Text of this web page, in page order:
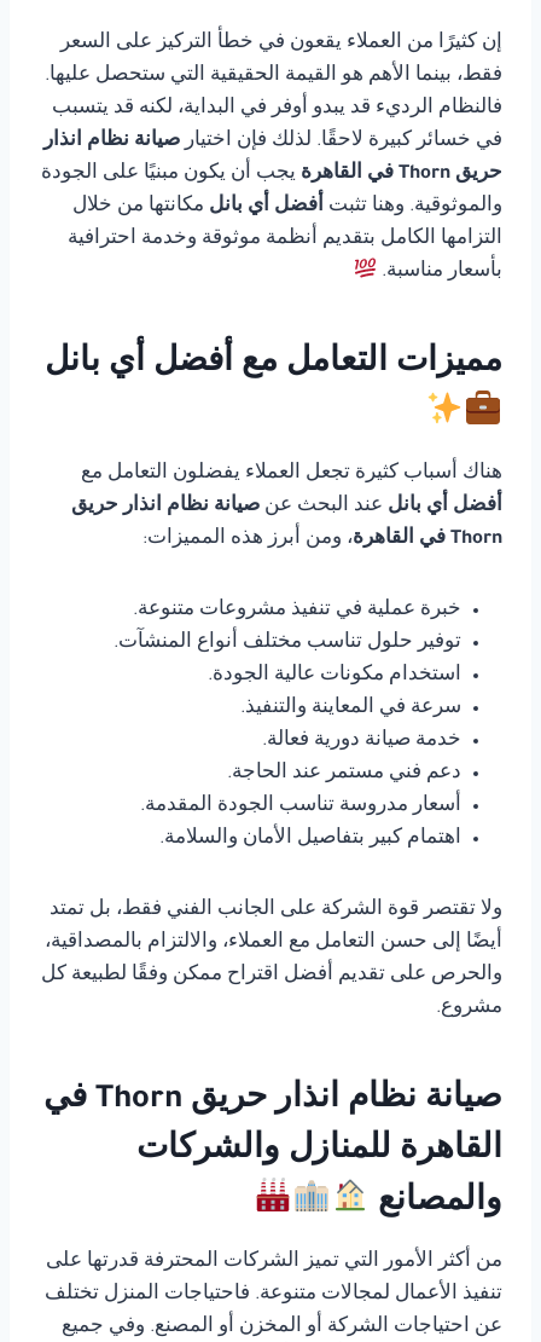
إن كثيرًا من العملاء يقعون في خطأ التركيز على السعر
فقط، بينما الأهم هو القيمة الحقيقية التي ستحصل عليها.
فالنظام الرديء قد يبدو أوفر في البداية، لكنه قد يتسبب
في خسائر كبيرة لاحقًا. لذلك فإن اختيار صيانة نظام انذار
حريق Thorn في القاهرة
يجب أن يكون مبنيًا على الجودة
والموثوقية. وهنا تثبت أفضل أي بانل مكانتها من خلال
التزامها الكامل بتقديم أنظمة موثوقة وخدمة احترافية
بأسعار مناسبة.
مميزات التعامل مع أفضل أي بانل
هناك أسباب كثيرة تجعل العملاء يفضلون التعامل مع
أفضل أي بانل عند البحث عن صيانة نظام انذار حريق
Thorn في القاهرة
، ومن أبرز هذه المميزات:
خبرة عملية في تنفيذ مشروعات متنوعة.
توفير حلول تناسب مختلف أنواع المنشآت.
استخدام مكونات عالية الجودة.
سرعة في المعاينة والتنفيذ.
خدمة صيانة دورية فعالة.
دعم فني مستمر عند الحاجة.
أسعار مدروسة تناسب الجودة المقدمة.
اهتمام كبير بتفاصيل الأمان والسلامة.
ولا تقتصر قوة الشركة على الجانب الفني فقط، بل تمتد
أيضًا إلى حسن التعامل مع العملاء، والالتزام بالمصداقية،
والحرص على تقديم أفضل اقتراح ممكن وفقًا لطبيعة كل
مشروع.
صيانة نظام انذار حريق Thorn في
القاهرة للمنازل والشركات
والمصانع
من أكثر الأمور التي تميز الشركات المحترفة قدرتها على
تنفيذ الأعمال لمجالات متنوعة. فاحتياجات المنزل تختلف
عن احتياجات الشركة أو المخزن أو المصنع. وفي جميع